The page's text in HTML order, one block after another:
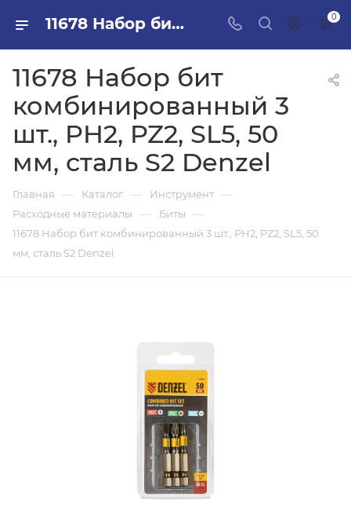
11678 Набор бит комбинированный 3 шт., PH2, PZ2, SL5, 50 мм, сталь S2 Denzel в ПИЛОН — купить стройматериалы в интернет-магазине ПИЛОН с доставкой оптом и в розницу 0
11678 Набор бит
комбинированный 3
шт., PH2, PZ2, SL5, 50
мм, сталь S2 Denzel
Главная — Каталог — Инструмент —
Расходные материалы — Биты —
11678 Набор бит комбинированный 3 шт., PH2, PZ2, SL5, 50
мм, сталь S2 Denzel